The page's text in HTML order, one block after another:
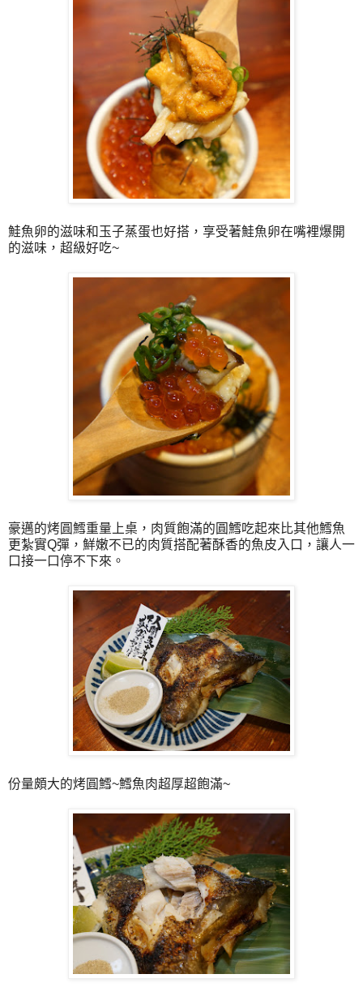
鮭魚卵的滋味和玉子蒸蛋也好搭，享受著鮭魚卵在嘴裡爆開
的滋味，超級好吃~
豪邁的烤圓鱈重量上桌，肉質飽滿的圓鱈吃起來比其他鱈魚
更紮實Q彈，鮮嫩不已的肉質搭配著酥香的魚皮入口，讓人一
口接一口停不下來。
份量頗大的烤圓鱈~鱈魚肉超厚超飽滿~